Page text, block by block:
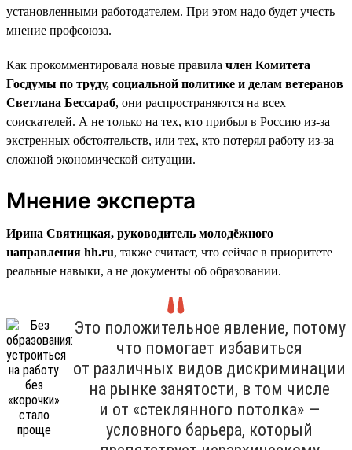
установленными работодателем. При этом надо будет учесть
мнение профсоюза.
Как прокомментировала новые правила член Комитета
Госдумы по труду, социальной политике и делам ветеранов
Светлана Бессараб, они распространяются на всех
соискателей. А не только на тех, кто прибыл в Россию из-за
экстренных обстоятельств, или тех, кто потерял работу из-за
сложной экономической ситуации.
Мнение эксперта
Ирина Святицкая, руководитель молодёжного
направления hh.ru, также считает, что сейчас в приоритете
реальные навыки, а не документы об образовании.
Это положительное явление, потому
что помогает избавиться
от различных видов дискриминации
на рынке занятости, в том числе
и от «стеклянного потолка» —
условного барьера, который